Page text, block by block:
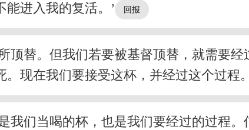
进入我的复活。’
顶替。但我们若要被基督顶替，就需要
现在我们要接受这杯，并经过这个过程。
我们当喝的杯，也是我们要经过的过程